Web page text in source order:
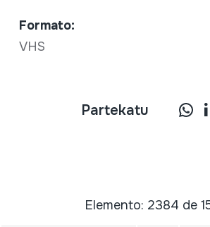
Formato:
VHS
Partekatu
Elemento: 2384 de